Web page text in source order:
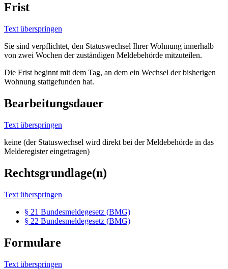
Frist
Text überspringen
Sie sind verpflichtet, den Statuswechsel Ihrer Wohnung innerhalb
von zwei Wochen der zuständigen Meldebehörde mitzuteilen.
Die Frist beginnt mit dem Tag, an dem ein Wechsel der bisherigen
Wohnung stattgefunden hat.
Bearbeitungsdauer
Text überspringen
keine (der Statuswechsel wird direkt bei der Meldebehörde in das
Melderegister eingetragen)
Rechtsgrundlage(n)
Text überspringen
§ 21 Bundesmeldegesetz (BMG)
§ 22 Bundesmeldegesetz (BMG)
Formulare
Text überspringen